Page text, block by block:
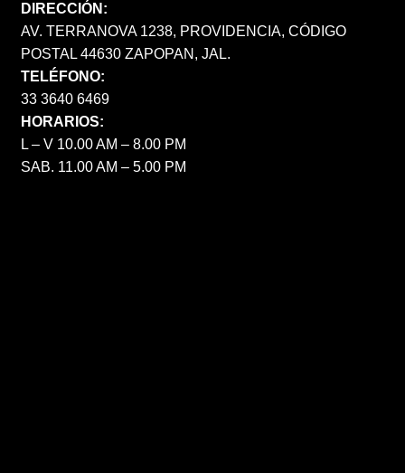
DIRECCIÓN:
AV. TERRANOVA 1238, PROVIDENCIA, CÓDIGO
POSTAL 44630 ZAPOPAN, JAL.
TELÉFONO:
33 3640 6469
HORARIOS:
L – V 10.00 AM – 8.00 PM
SAB. 11.00 AM – 5.00 PM